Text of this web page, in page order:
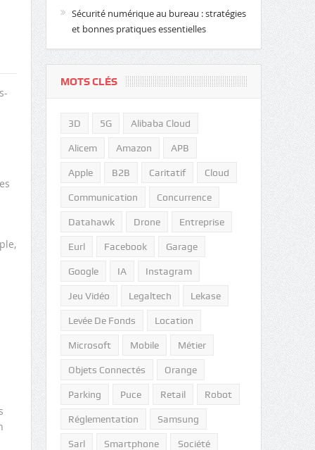
Sécurité numérique au bureau : stratégies
et bonnes pratiques essentielles
MOTS CLÉS
3D 5G Alibaba Cloud
Alicem Amazon APB
Apple B2B Caritatif Cloud
Communication Concurrence
Datahawk Drone Entreprise
Eurl Facebook Garage
Google IA Instagram
Jeu Vidéo Legaltech Lekase
Levée De Fonds Location
Microsoft Mobile Métier
Objets Connectés Orange
Parking Puce Retail Robot
Réglementation Samsung
Sarl Smartphone Société